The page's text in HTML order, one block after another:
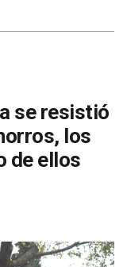
se resistió
los
de ellos